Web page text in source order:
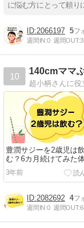
に悩む方にとって頼り
2066197 5
週間IN:0 週間OUT:
10
140cmママ
豊潤サジーを2歳児は飲
む？6カ月続けてみた体
談
3年前
2082692 4
週間IN:0 週間OUT: